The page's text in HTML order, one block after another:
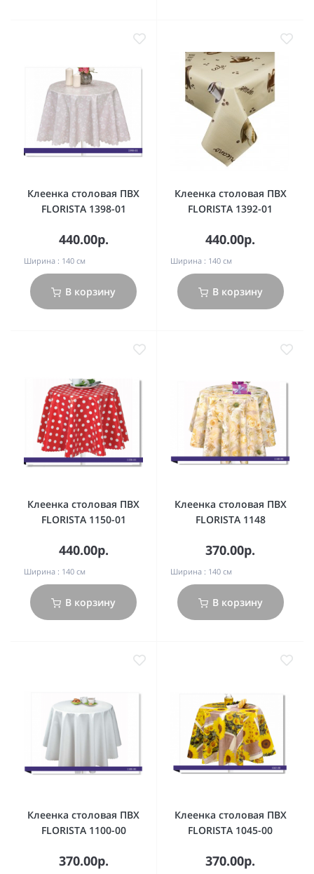
Клеенка столовая ПВХ
FLORISTA 1398-01
440.00р.
Ширина : 140 см
В корзину
Клеенка столовая ПВХ
FLORISTA 1392-01
440.00р.
Ширина : 140 см
В корзину
Клеенка столовая ПВХ
FLORISTA 1150-01
440.00р.
Ширина : 140 см
В корзину
Клеенка столовая ПВХ
FLORISTA 1148
370.00р.
Ширина : 140 см
В корзину
Клеенка столовая ПВХ
FLORISTA 1100-00
370.00р.
Клеенка столовая ПВХ
FLORISTA 1045-00
370.00р.